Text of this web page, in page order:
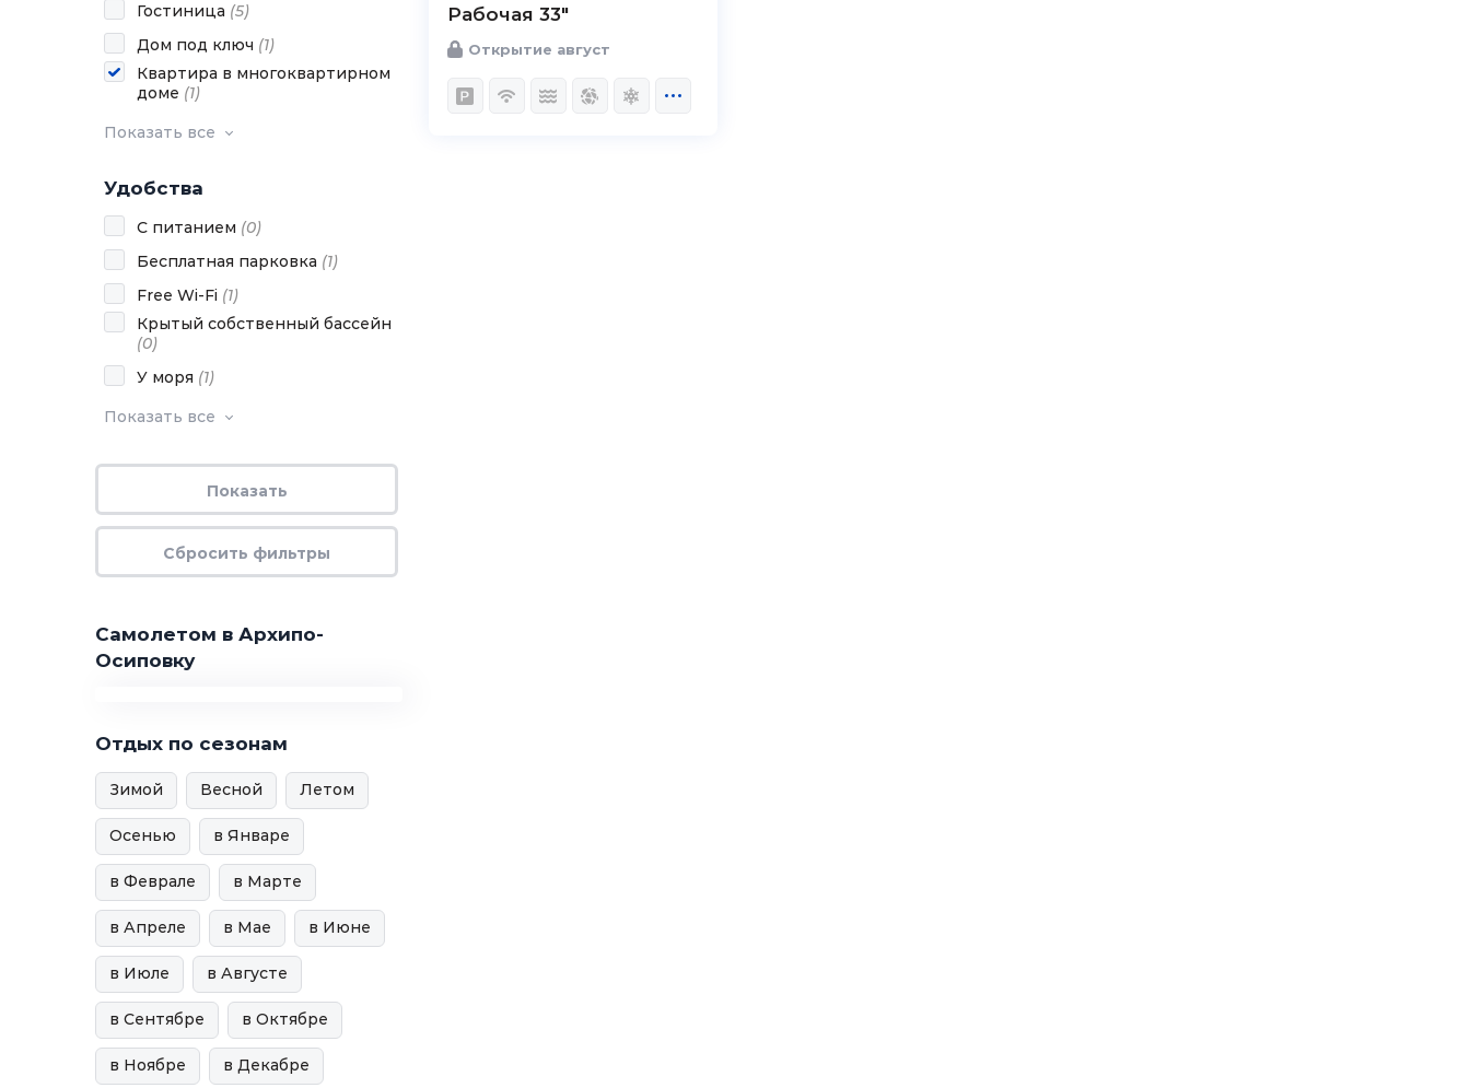
Гостиница (5)
Дом под ключ (1)
Квартира в многоквартирном
доме (1)
Показать все
Удобства
С питанием (0)
Бесплатная парковка (1)
Free Wi-Fi (1)
Крытый собственный бассейн
(0)
У моря (1)
Показать все
Самолетом в Архипо-
Осиповку
Отдых по сезонам
Зимой Весной Летом
Осенью в Январе
в Феврале в Марте
в Апреле в Мае в Июне
в Июле в Августе
в Сентябре в Октябре
в Ноябре в Декабре
Рабочая 33"
Открытие август